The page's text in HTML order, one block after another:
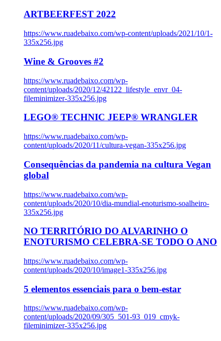
ARTBEERFEST 2022
https://www.ruadebaixo.com/wp-content/uploads/2021/10/1-
335x256.jpg
Wine & Grooves #2
https://www.ruadebaixo.com/wp-
content/uploads/2020/12/42122_lifestyle_envr_04-
fileminimizer-335x256.jpg
LEGO® TECHNIC JEEP® WRANGLER
https://www.ruadebaixo.com/wp-
content/uploads/2020/11/cultura-vegan-335x256.jpg
Consequências da pandemia na cultura Vegan
global
https://www.ruadebaixo.com/wp-
content/uploads/2020/10/dia-mundial-enoturismo-soalheiro-
335x256.jpg
NO TERRITÓRIO DO ALVARINHO O
ENOTURISMO CELEBRA-SE TODO O ANO
https://www.ruadebaixo.com/wp-
content/uploads/2020/10/image1-335x256.jpg
5 elementos essenciais para o bem-estar
https://www.ruadebaixo.com/wp-
content/uploads/2020/09/305_501-93_019_cmyk-
fileminimizer-335x256.jpg